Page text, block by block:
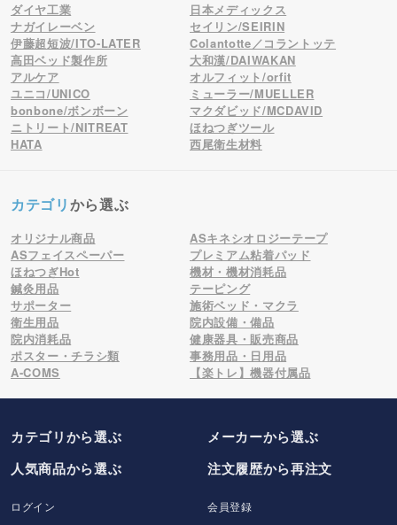
ダイヤ工業
日本メディックス
ナガイレーベン
セイリン/SEIRIN
伊藤超短波/ITO-LATER
Colantotte／コラントッテ
高田ベッド製作所
大和漢/DAIWAKAN
アルケア
オルフィット/orfit
ユニコ/UNICO
ミューラー/MUELLER
bonbone/ボンボーン
マクダビッド/MCDAVID
ニトリート/NITREAT
ほねつぎツール
HATA
西尾衛生材料
カテゴリから選ぶ
オリジナル商品
ASキネシオロジーテープ
ASフェイスペーパー
プレミアム粘着パッド
ほねつぎHot
機材・機材消耗品
鍼灸用品
テーピング
サポーター
施術ベッド・マクラ
衛生用品
院内設備・備品
院内消耗品
健康器具・販売商品
ポスター・チラシ類
事務用品・日用品
A-COMS
【楽トレ】機器付属品
カテゴリから選ぶ メーカーから選ぶ
人気商品から選ぶ
注文履歴から再注文
ログイン 会員登録